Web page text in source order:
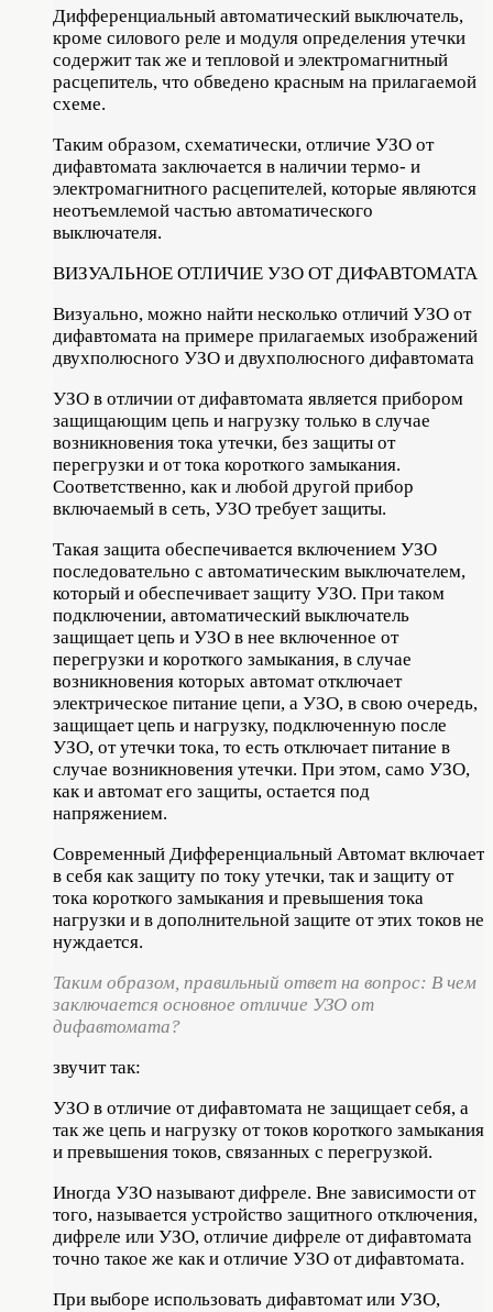
Дифференциальный автоматический выключатель,
кроме силового реле и модуля определения утечки
содержит так же и тепловой и электромагнитный
расцепитель, что обведено красным на прилагаемой
схеме.
Таким образом, схематически, отличие УЗО от
дифавтомата заключается в наличии термо- и
электромагнитного расцепителей, которые являются
неотъемлемой частью автоматического
выключателя.
ВИЗУАЛЬНОЕ ОТЛИЧИЕ УЗО ОТ ДИФАВТОМАТА
Визуально, можно найти несколько отличий УЗО от
дифавтомата на примере прилагаемых изображений
двухполюсного УЗО и двухполюсного дифавтомата
УЗО в отличии от дифавтомата является прибором
защищающим цепь и нагрузку только в случае
возникновения тока утечки, без защиты от
перегрузки и от тока короткого замыкания.
Соответственно, как и любой другой прибор
включаемый в сеть, УЗО требует защиты.
Такая защита обеспечивается включением УЗО
последовательно с автоматическим выключателем,
который и обеспечивает защиту УЗО. При таком
подключении, автоматический выключатель
защищает цепь и УЗО в нее включенное от
перегрузки и короткого замыкания, в случае
возникновения которых автомат отключает
электрическое питание цепи, а УЗО, в свою очередь,
защищает цепь и нагрузку, подключенную после
УЗО, от утечки тока, то есть отключает питание в
случае возникновения утечки. При этом, само УЗО,
как и автомат его защиты, остается под
напряжением.
Современный Дифференциальный Автомат включает
в себя как защиту по току утечки, так и защиту от
тока короткого замыкания и превышения тока
нагрузки и в дополнительной защите от этих токов не
нуждается.
Таким образом, правильный ответ на вопрос: В чем
заключается основное отличие УЗО от
дифавтомата?
звучит так:
УЗО в отличие от дифавтомата не защищает себя, а
так же цепь и нагрузку от токов короткого замыкания
и превышения токов, связанных с перегрузкой.
Иногда УЗО называют дифреле. Вне зависимости от
того, называется устройство защитного отключения,
дифреле или УЗО, отличие дифреле от дифавтомата
точно такое же как и отличие УЗО от дифавтомата.
При выборе использовать дифавтомат или УЗО,